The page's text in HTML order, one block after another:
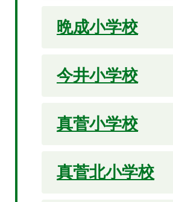
晩成小学校
今井小学校
真菅小学校
真菅北小学校